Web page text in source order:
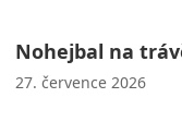
Nohejbal na
27. července 2026